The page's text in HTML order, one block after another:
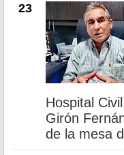
23
Hospital
Girón
de la mesa